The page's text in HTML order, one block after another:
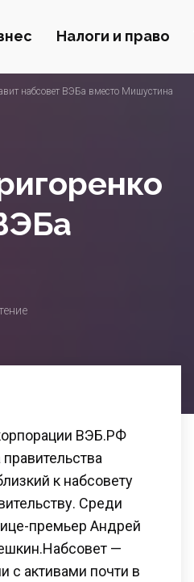
Налоги и право
набсовет ВЭБа вместо Мишустина
ВЭБ.РФ
к набсовету
Среди
премьер Андрей
—
с активами почти в